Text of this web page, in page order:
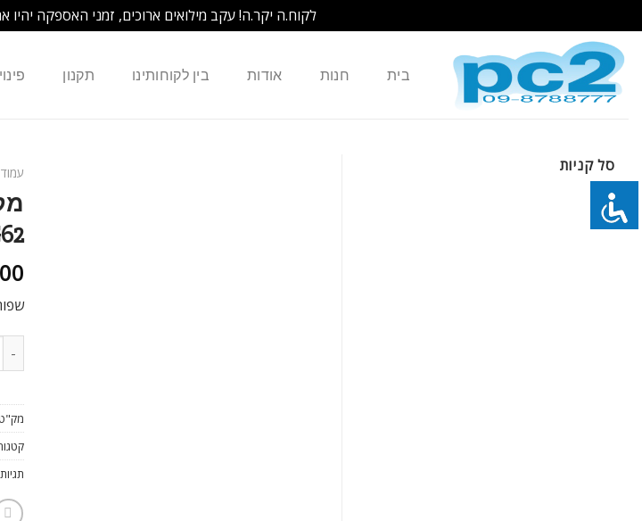
לקוח.ה יקר.ה! עקב מילואים ארוכים, זמני האספקה יהיו
content
בית חנות אודות בין לקוחותינו תקנון
סל קניות